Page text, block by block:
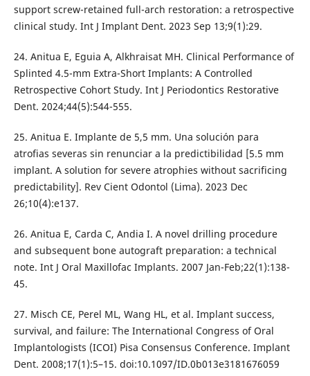
support screw-retained full-arch restoration: a retrospective
clinical study. Int J Implant Dent. 2023 Sep 13;9(1):29.
24. Anitua E, Eguia A, Alkhraisat MH. Clinical Performance of
Splinted 4.5-mm Extra-Short Implants: A Controlled
Retrospective Cohort Study. Int J Periodontics Restorative
Dent. 2024;44(5):544-555.
25. Anitua E. Implante de 5,5 mm. Una solución para
atrofias severas sin renunciar a la predictibilidad [5.5 mm
implant. A solution for severe atrophies without sacrificing
predictability]. Rev Cient Odontol (Lima). 2023 Dec
26;10(4):e137.
26. Anitua E, Carda C, Andia I. A novel drilling procedure
and subsequent bone autograft preparation: a technical
note. Int J Oral Maxillofac Implants. 2007 Jan-Feb;22(1):138-
45.
27. Misch CE, Perel ML, Wang HL, et al. Implant success,
survival, and failure: The International Congress of Oral
Implantologists (ICOI) Pisa Consensus Conference. Implant
Dent. 2008;17(1):5–15. doi:10.1097/ID.0b013e3181676059